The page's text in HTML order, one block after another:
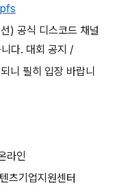
) 공식 디스코드 채널
다. 대회 공지 /
니 필히 입장 바랍니
라인
츠기업지원센터